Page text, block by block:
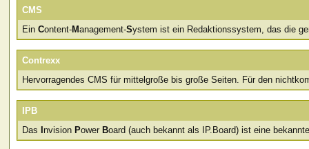
CMS
Ein Content-Management-System ist ein Redaktionssystem, das die
Contrexx
Hervorragendes CMS für mittelgroße bis große Seiten. Für den
IPB
Das nvision Power Board (auch bekannt als IP.Board) ist eine